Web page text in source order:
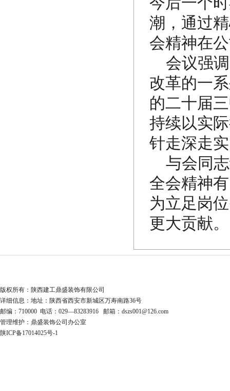
潮，通过
会精神在
会议强
改革的一
的二十届
持续以实
针走深走
与会同
全会精神
为立足岗
更大贡献。
版权所有：陕西建工鼎盛装饰有限公司
详细信息：地址：陕西省西安市新城区万寿南路36号
邮编：710000 电话：029—83283916 邮箱：dszs001@126.com
管理维护：鼎盛装饰公司办公室
陕ICP备17014025号-1